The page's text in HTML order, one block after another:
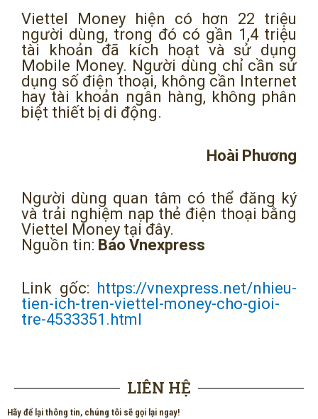
Viettel Money hiện có hơn 22 triệu
người dùng, trong đó có gần 1,4 triệu
tài khoản đã kích hoạt và sử dụng
Mobile Money. Người dùng chỉ cần sử
dụng số điện thoại, không cần Internet
hay tài khoản ngân hàng, không phân
biệt thiết bị di động.
Hoài Phương
Người dùng quan tâm có thể đăng ký
và trải nghiệm nạp thẻ điện thoại bằng
Viettel Money tại đây.
Nguồn tin: Báo Vnexpress
Link gốc: https://vnexpress.net/nhieu-
tien-ich-tren-viettel-money-cho-gioi-
tre-4533351.html
LIÊN HỆ
Hãy để lại thông tin, chúng tôi sẽ gọi lại ngay!